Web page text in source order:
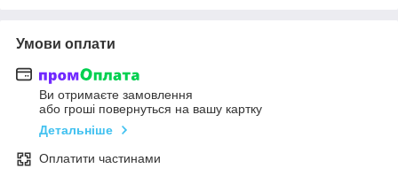
Умови оплати
Ви отримаєте замовлення
або гроші повернуться на вашу картку
Детальніше
Оплатити частинами